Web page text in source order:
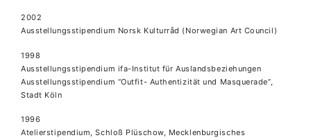
2002
Ausstellungsstipendium Norsk Kulturråd (Norwegian Art Council)
1998
Ausstellungsstipendium ifa-Institut für Auslandsbeziehungen
Ausstellungsstipendium “Outfit- Authentizität und Masquerade”,
Stadt Köln
1996
Atelierstipendium, Schloß Plüschow, Mecklenburgisches